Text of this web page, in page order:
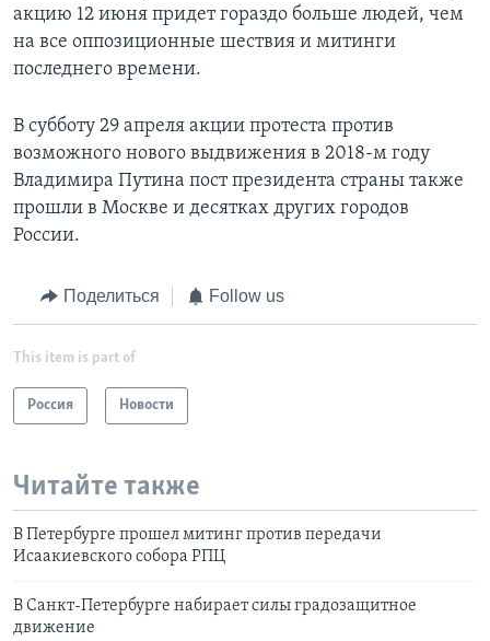
акцию 12 июня придет гораздо больше людей, чем
на все оппозиционные шествия и митинги
последнего времени.
В субботу 29 апреля акции протеста против
возможного нового выдвижения в 2018-м году
Владимира Путина пост президента страны также
прошли в Москве и десятках других городов
России.
Поделиться Follow us
This item is part of
Россия Новости
Читайте также
В Петербурге прошел митинг против передачи
Исаакиевского собора РПЦ
В Санкт-Петербурге набирает силы градозащитное
движение